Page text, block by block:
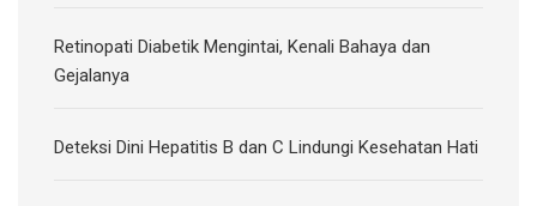
Retinopati Diabetik Mengintai, Kenali Bahaya dan
Gejalanya
Deteksi Dini Hepatitis B dan C Lindungi Kesehatan Hati